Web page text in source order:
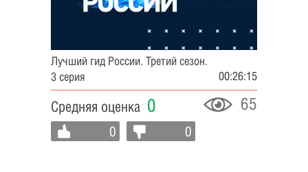
Лучший гид России. Третий сезон.
3 серия
00:26:15
Средняя оценка 0 65
0 0